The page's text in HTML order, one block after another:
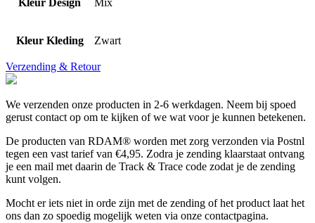
Kleur Design Mix
Kleur Kleding Zwart
Verzending & Retour
We verzenden onze producten in 2-6 werkdagen. Neem bij spoed
gerust contact op om te kijken of we wat voor je kunnen betekenen.
De producten van RDAM® worden met zorg verzonden via Postnl
tegen een vast tarief van €4,95. Zodra je zending klaarstaat ontvang
je een mail met daarin de Track & Trace code zodat je de zending
kunt volgen.
Mocht er iets niet in orde zijn met de zending of het product laat het
ons dan zo spoedig mogelijk weten via onze contactpagina.